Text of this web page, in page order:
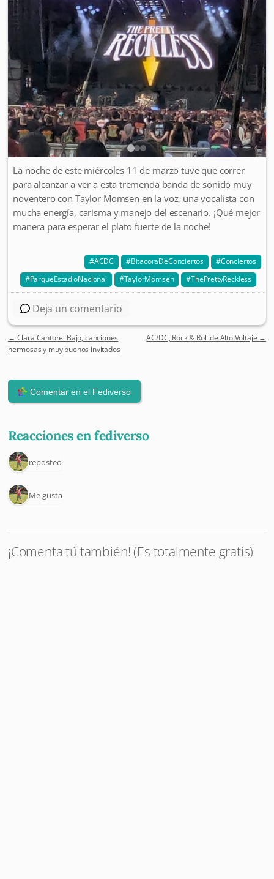
La noche de este miércoles 11 de marzo tuve que correr
para alcanzar a ver a esta tremenda banda de sonido muy
noventero con Taylor Momsen en la voz, una vocalista con
mucha energía, carisma y manejo del escenario. ¡Qué mejor
manera para esperar el plato fuerte de la noche!
ACDC BitacoraDeConciertos
Conciertos
ParqueEstadioNacional
TaylorMomsen ThePrettyReckless
Deja un comentario
Post navigation
← Clara Cantore: Bajo, canciones
hermosas y muy buenos invitados
AC/DC, Rock & Roll de Alto Voltaje →
Reacciones en fediverso
1 reposteo
1 Me gusta
¡Comenta tú también! (Es totalmente gratis)